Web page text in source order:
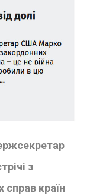
з
справ країн